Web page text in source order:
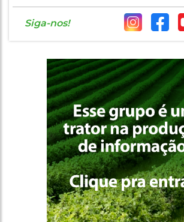
Siga-nos!